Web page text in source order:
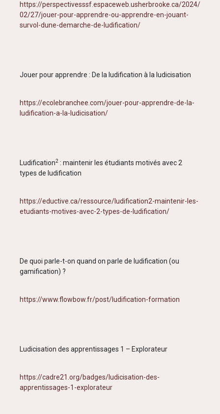
https://perspectivesssf.espaceweb.usherbrooke.ca/2024/
02/27/jouer-pour-apprendre-ou-apprendre-en-jouant-
survol-dune-demarche-de-ludification/
Jouer pour apprendre : De la ludification à la ludicisation
https://ecolebranchee.com/jouer-pour-apprendre-de-la-
ludification-a-la-ludicisation/
Ludification2 : maintenir les étudiants motivés avec 2
types de ludification
https://eductive.ca/ressource/ludification2-maintenir-les-
etudiants-motives-avec-2-types-de-ludification/
De quoi parle-t-on quand on parle de ludification (ou
gamification) ?
https://www.flowbow.fr/post/ludification-formation
Ludicisation des apprentissages 1 – Explorateur
https://cadre21.org/badges/ludicisation-des-
apprentissages-1-explorateur